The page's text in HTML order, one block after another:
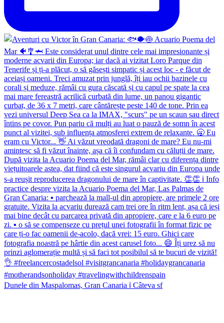
Dunele din Maspalomas, Gran Canaria ℹ️ Câteva sf